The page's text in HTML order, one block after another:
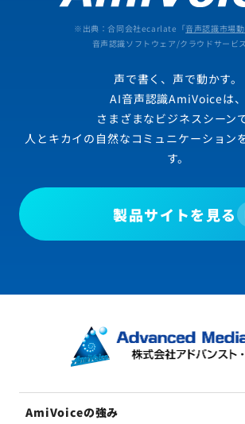
※出典：合同会社ecarlate「音声認識市場
音声認識ソフトウェア/クラウドサービ
声で書く、声で動かす。
AI音声認識AmiVoiceは、
さまざまなビジネスシーンで
人とキカイの自然なコミュニケーション
す。
製品サイトを見る
AmiVoiceの強み